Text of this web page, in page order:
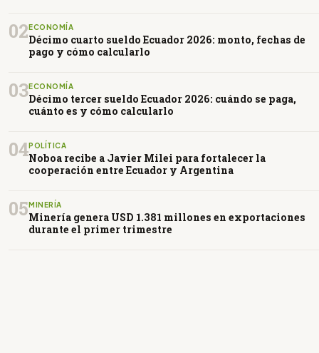
02ECONOMÍA
Décimo cuarto sueldo Ecuador 2026: monto, fechas de
pago y cómo calcularlo
03ECONOMÍA
Décimo tercer sueldo Ecuador 2026: cuándo se paga,
cuánto es y cómo calcularlo
04POLÍTICA
Noboa recibe a Javier Milei para fortalecer la
cooperación entre Ecuador y Argentina
05MINERÍA
Minería genera USD 1.381 millones en exportaciones
durante el primer trimestre